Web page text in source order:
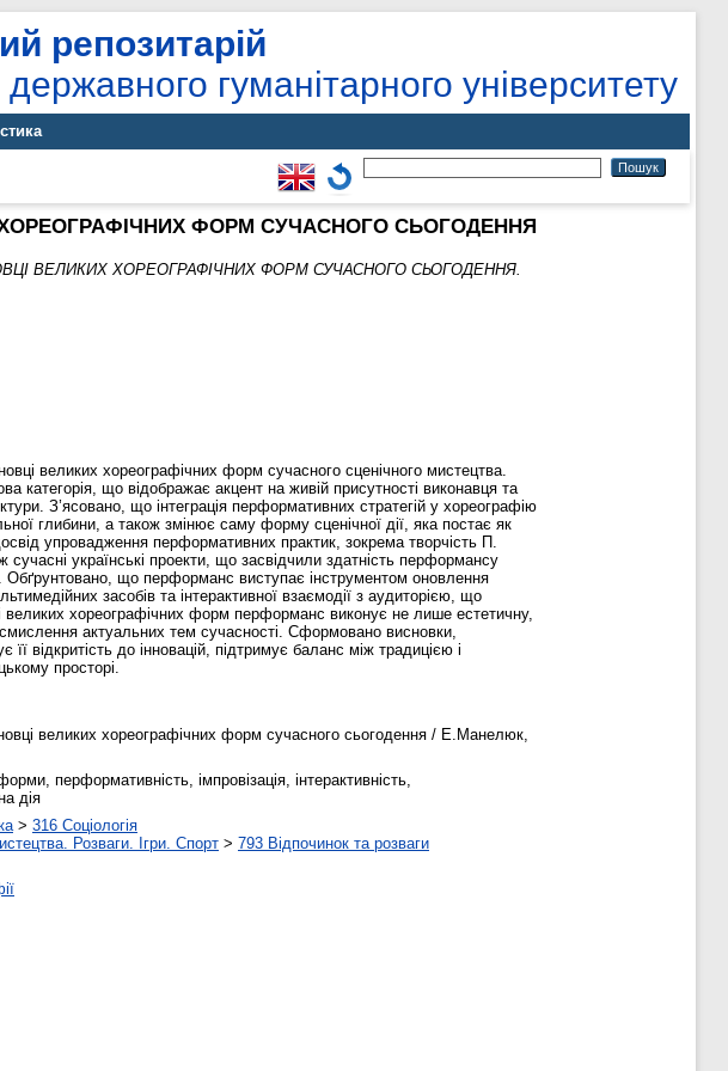
репозитарій
державного гуманітарного університету
ФОРМ СУЧАСНОГО СЬОГОДЕННЯ
ВЕЛИКИХ ХОРЕОГРАФІЧНИХ ФОРМ СУЧАСНОГО СЬОГОДЕННЯ.
великих хореографічних форм сучасного сценічного мистецтва.
категорія, що відображає акцент на живій присутності виконавця та
З’ясовано, що інтеграція перформативних стратегій у хореографію
глибини, а також змінює саму форму сценічної дії, яка постає як
упровадження перформативних практик, зокрема творчість П.
українські проекти, що засвідчили здатність перформансу
Обґрунтовано, що перформанс виступає інструментом оновлення
засобів та інтерактивної взаємодії з аудиторією, що
хореографічних форм перформанс виконує не лише естетичну,
актуальних тем сучасності. Сформовано висновки,
відкритість до інновацій, підтримує баланс між традицією і
просторі.
великих хореографічних форм сучасного сьогодення / Е.Манелюк,
перформативність, імпровізація, інтерактивність,
дія
> 316 Соціологія
Розваги. Ігри. Спорт > 793 Відпочинок та розваги